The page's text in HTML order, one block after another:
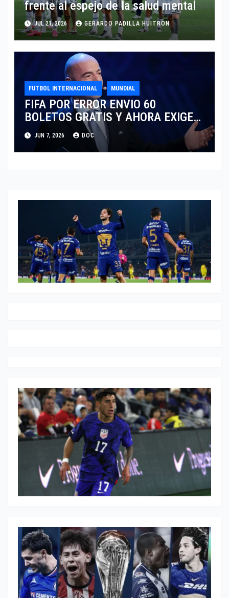
frente al espejo de la salud mental
JUL 21, 2026 GERARDO PADILLA HUITRON
FUTBOL INTERNACIONAL MUNDIAL
FIFA POR ERROR ENVIO 60
BOLETOS GRATIS Y AHORA EXIGE
COBRO.
JUN 7, 2026 DOC